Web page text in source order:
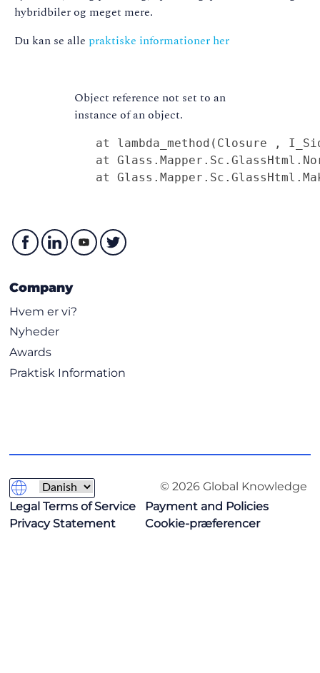
hybridbiler og meget mere.
Du kan se alle praktiske informationer her
Object reference not set to an
instance of an object.
at lambda_method(Closure ,
at
at
Company
Hvem er vi?
Nyheder
Awards
Praktisk Information
© 2026 Global Knowledge
Legal Terms of Service
Payment and Policies
Privacy Statement
Cookie-præferencer